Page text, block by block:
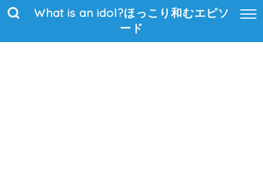
What is an idol?ほっこり和むエピソ
ード